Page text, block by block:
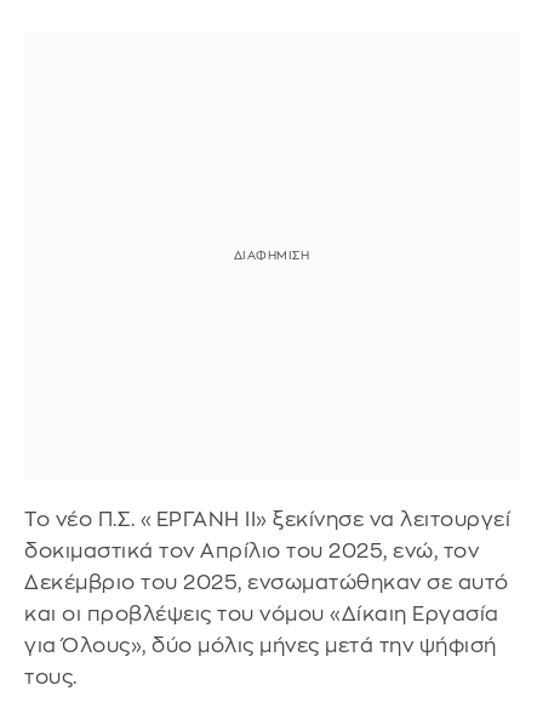
Το νέο Π.Σ. «ΕΡΓΑΝΗ ΙΙ» ξεκίνησε να λειτουργεί
δοκιμαστικά τον Απρίλιο του 2025, ενώ, τον
Δεκέμβριο του 2025, ενσωματώθηκαν σε αυτό
και οι προβλέψεις του νόμου «Δίκαιη Εργασία
για Όλους», δύο μόλις μήνες μετά την ψήφισή
τους.